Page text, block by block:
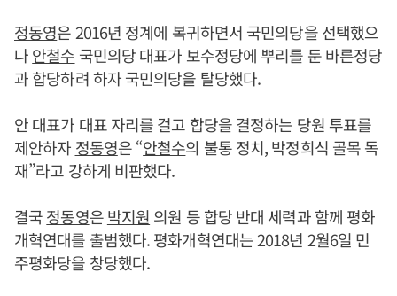
정동영은 2016년 정계에 복귀하면서 국민의당을 선택했으
나안철수 국민의당 대표가 보수정당에 뿌리를 둔 바른정당
과 합당하려 하자 국민의당을 탈당했다.
안 대표가 대표 자리를 걸고 합당을 결정하는 당원 투표를
제안하자 정동영은 “안철수의 불통 정치, 박정희식 골목 독
재”라고 강하게 비판했다.
결국정동영은박지원 의원 등 합당 반대 세력과 함께 평화
개혁연대를 출범했다. 평화개혁연대는 2018년 2월6일 민
주평화당을 창당했다.